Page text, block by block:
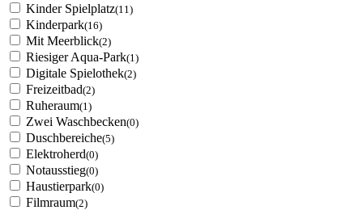
Kinder Spielplatz(11)
Kinderpark(16)
Mit Meerblick(2)
Riesiger Aqua-Park(1)
Digitale Spielothek(2)
Freizeitbad(2)
Ruheraum(1)
Zwei Waschbecken(0)
Duschbereiche(5)
Elektroherd(0)
Notausstieg(0)
Haustierpark(0)
Filmraum(2)